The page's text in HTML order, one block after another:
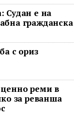
Судан е на
гражданска
с ориз
реми в
за реванша